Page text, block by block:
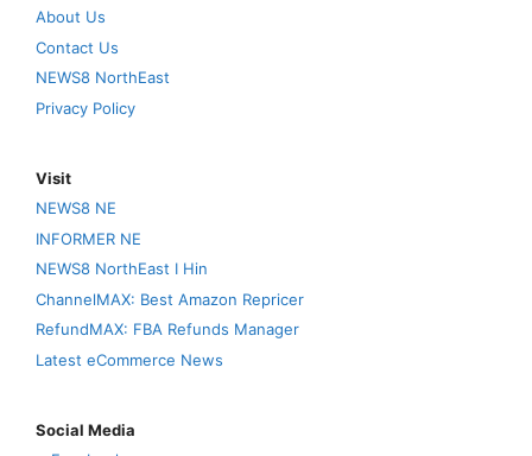
About Us
Contact Us
NEWS8 NorthEast
Privacy Policy
Visit
NEWS8 NE
INFORMER NE
NEWS8 NorthEast I Hin
ChannelMAX: Best Amazon Repricer
RefundMAX: FBA Refunds Manager
Latest eCommerce News
Social Media